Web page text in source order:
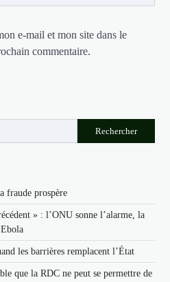
e-mail et mon site dans le
commentaire.
Rechercher
fraude prospère
» : l’ONU sonne l’alarme, la
les barrières remplacent l’État
que la RDC ne peut se permettre de